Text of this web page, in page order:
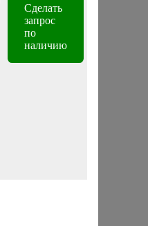
Сделать
запрос
по
наличию